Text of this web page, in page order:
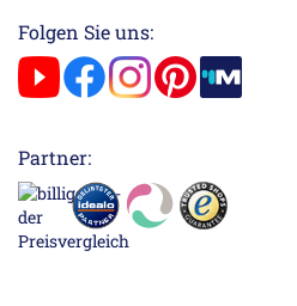
Folgen Sie uns:
Partner: